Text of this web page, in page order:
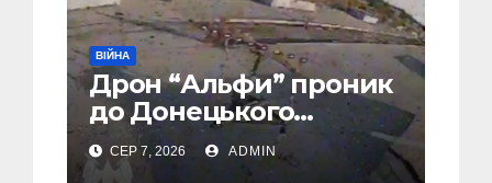
ВІЙНА
Дрон “Альфи” проник
до Донецького
аеропорту та спалив
“Шахед” ще до запуску
СЕР 7, 2026 ADMIN